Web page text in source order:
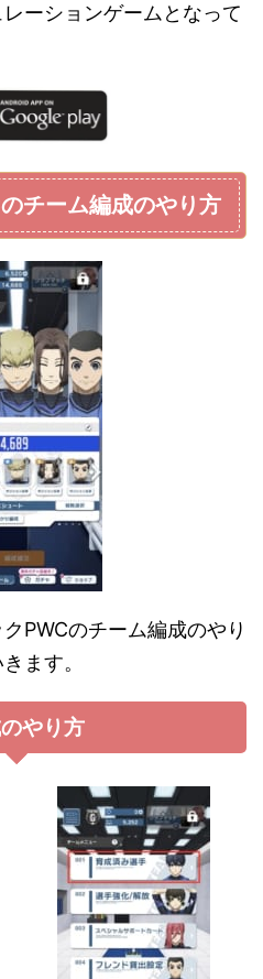
ーションゲームとなって
チーム編成のやり方
PWCのチーム編成のやり
ます。
やり方